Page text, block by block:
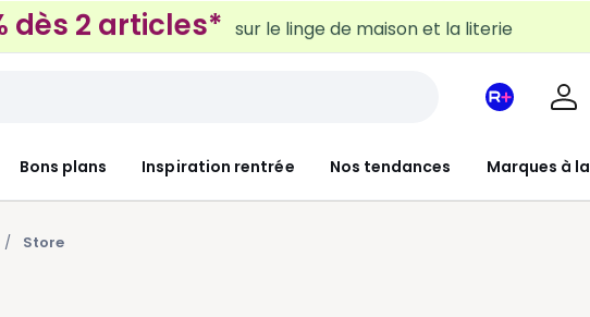
dès 2 articles* sur le linge de maison et la literie
Bons plans Inspiration rentrée Nos tendances Marques à
Mon
Redoute
Store